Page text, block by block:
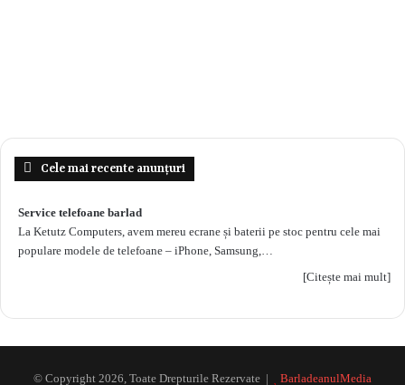
Cele mai recente anunțuri
Service telefoane barlad
La Ketutz Computers, avem mereu ecrane și baterii pe stoc pentru cele mai
populare modele de telefoane – iPhone, Samsung,…
[Citește mai mult]
© Copyright 2026, Toate Drepturile Rezervate | BarladeanulMedia